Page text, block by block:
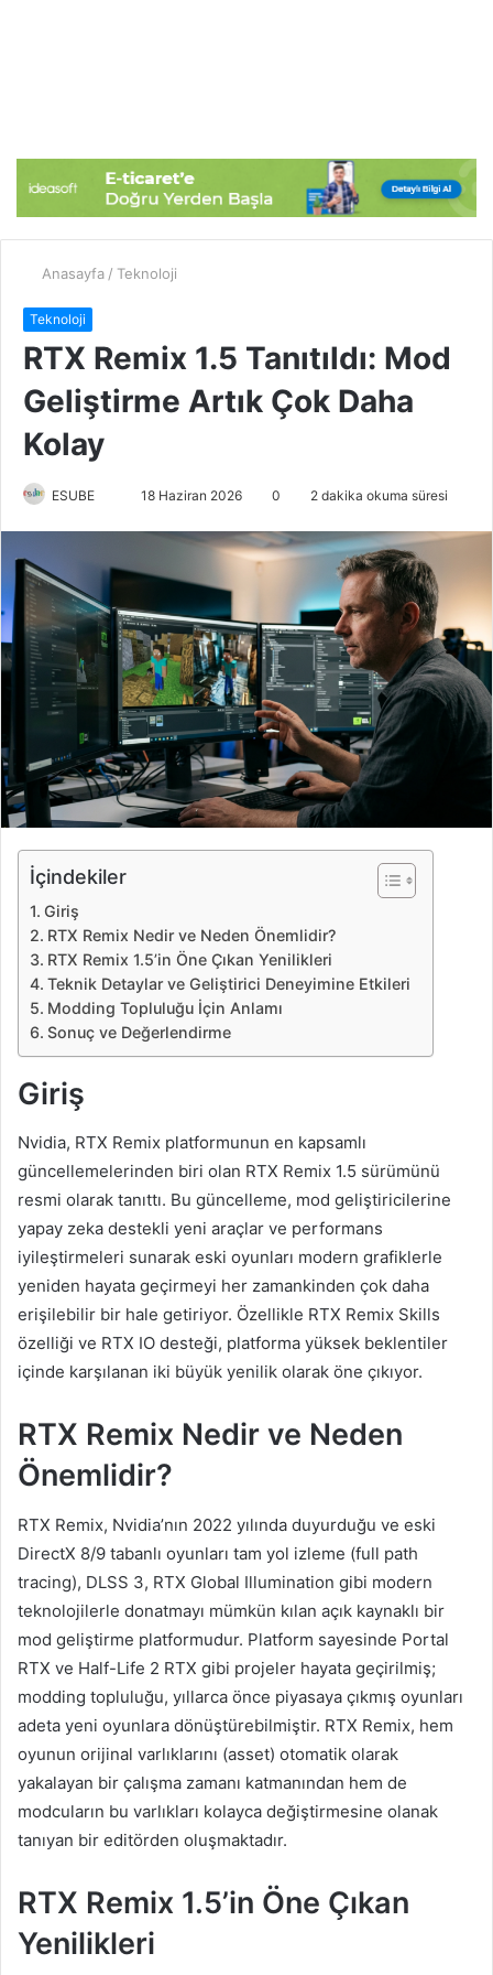
Anasayfa / Teknoloji
Teknoloji
RTX Remix 1.5 Tanıtıldı: Mod
Geliştirme Artık Çok Daha
Kolay
ESUBE
e
p
g
ö
n
e
18 Haziran 2026 0 2 dakika okuma süresi
İçindekiler
Giriş
RTX Remix Nedir ve Neden Önemlidir?
RTX Remix 1.5’in Öne Çıkan Yenilikleri
Teknik Detaylar ve Geliştirici Deneyimine Etkileri
Modding Topluluğu İçin Anlamı
Sonuç ve Değerlendirme
Giriş
Nvidia, RTX Remix platformunun en kapsamlı
güncellemelerinden biri olan RTX Remix 1.5 sürümünü
resmi olarak tanıttı. Bu güncelleme, mod geliştiricilerine
yapay zeka destekli yeni araçlar ve performans
iyileştirmeleri sunarak eski oyunları modern grafiklerle
yeniden hayata geçirmeyi her zamankinden çok daha
erişilebilir bir hale getiriyor. Özellikle RTX Remix Skills
özelliği ve RTX IO desteği, platforma yüksek beklentiler
içinde karşılanan iki büyük yenilik olarak öne çıkıyor.
RTX Remix Nedir ve Neden
Önemlidir?
RTX Remix, Nvidia’nın 2022 yılında duyurduğu ve eski
DirectX 8/9 tabanlı oyunları tam yol izleme (full path
tracing), DLSS 3, RTX Global Illumination gibi modern
teknolojilerle donatmayı mümkün kılan açık kaynaklı bir
mod geliştirme platformudur. Platform sayesinde Portal
RTX ve Half-Life 2 RTX gibi projeler hayata geçirilmiş;
modding topluluğu, yıllarca önce piyasaya çıkmış oyunları
adeta yeni oyunlara dönüştürebilmiştir. RTX Remix, hem
oyunun orijinal varlıklarını (asset) otomatik olarak
yakalayan bir çalışma zamanı katmanından hem de
modcuların bu varlıkları kolayca değiştirmesine olanak
tanıyan bir editörden oluşmaktadır.
RTX Remix 1.5’in Öne Çıkan
Yenilikleri